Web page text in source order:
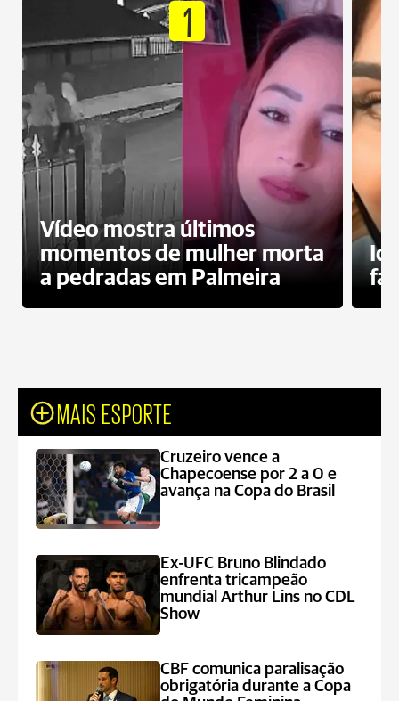
1
Vídeo mostra últimos
momentos de mulher morta
a pedradas em Palmeira
MAIS ESPORTE
Cruzeiro vence a
Chapecoense por 2 a 0 e
avança na Copa do Brasil
Ex-UFC Bruno Blindado
enfrenta tricampeão
mundial Arthur Lins no CDL
Show
CBF comunica paralisação
obrigatória durante a Copa